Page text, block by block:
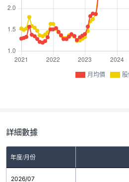
月均價
詳細數據
年度/月份
2026/07